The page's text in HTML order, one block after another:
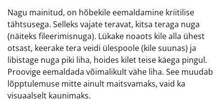
Nagu mainitud, on hõbekile eemaldamine kriitilise
tähtsusega. Selleks vajate teravat, kitsa teraga nuga
(näiteks fileerimisnuga). Lükake noaots kile alla ühest
otsast, keerake tera veidi ülespoole (kile suunas) ja
libistage nuga piki liha, hoides kilet teise käega pingul.
Proovige eemaldada võimalikult vähe liha. See muudab
lõpptulemuse mitte ainult maitsvamaks, vaid ka
visuaalselt kaunimaks.